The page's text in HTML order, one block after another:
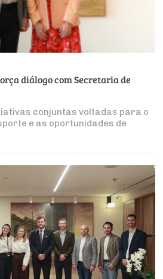
diálogo com Secretaria de
conjuntas voltadas para o
e as oportunidades de